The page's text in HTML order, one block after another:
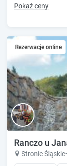
Pokaż ceny
Rezerwacje online
Ranczo u
Stronie Śląskie•